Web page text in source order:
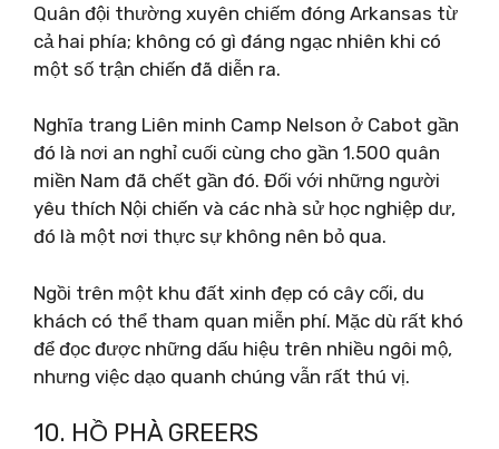
Quân đội thường xuyên chiếm đóng Arkansas từ
cả hai phía; không có gì đáng ngạc nhiên khi có
một số trận chiến đã diễn ra.
Nghĩa trang Liên minh Camp Nelson ở Cabot gần
đó là nơi an nghỉ cuối cùng cho gần 1.500 quân
miền Nam đã chết gần đó. Đối với những người
yêu thích Nội chiến và các nhà sử học nghiệp dư,
đó là một nơi thực sự không nên bỏ qua.
Ngồi trên một khu đất xinh đẹp có cây cối, du
khách có thể tham quan miễn phí. Mặc dù rất khó
để đọc được những dấu hiệu trên nhiều ngôi mộ,
nhưng việc dạo quanh chúng vẫn rất thú vị.
10. HỒ PHÀ GREERS